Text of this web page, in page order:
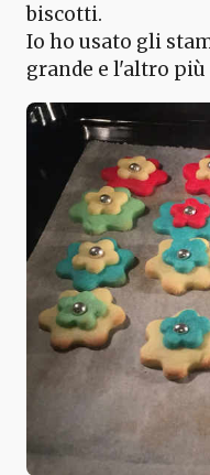
biscotti.
Io ho usato gli
grande e l'altro